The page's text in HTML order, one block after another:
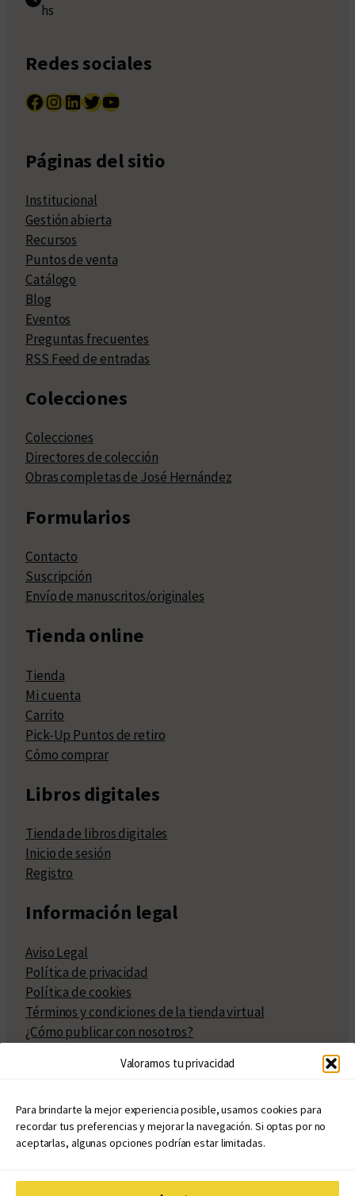
Valoramos tu privacidad
Para brindarte la mejor experiencia posible, usamos cookies para
recordar tus preferencias y mejorar la navegación. Si optas por no
aceptarlas, algunas opciones podrían estar limitadas.
hs
Redes sociales
Facebook InstagramLinkedIn Twitter YouTube
Páginas del sitio
Institucional
Gestión abierta
Recursos
Puntos de venta
Catálogo
Blog
Eventos
Preguntas frecuentes
RSS Feed de entradas
Colecciones
Colecciones
Directores de colección
Obras completas de José Hernández
Formularios
Contacto
Suscripción
Envío de manuscritos/originales
Tienda online
Tienda
Mi cuenta
Carrito
Pick-Up Puntos de retiro
Cómo comprar
Libros digitales
Tienda de libros digitales
Inicio de sesión
Registro
Información legal
Aviso Legal
Política de privacidad
Política de cookies
Términos y condiciones de la tienda virtual
¿Cómo publicar con nosotros?
Políticas de publicación
Políticas de coedición
Atribuciones